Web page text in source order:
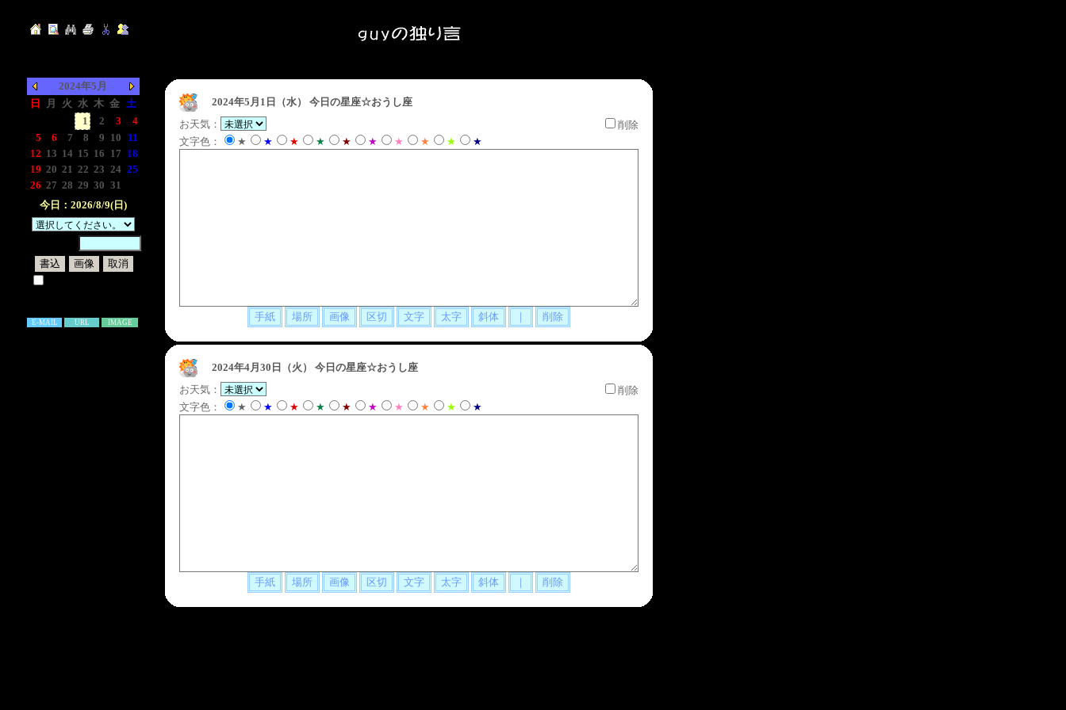
2024年5月
日
月 火 水 木 金 土
1 2 3
4
5
6 7 8 9 10
11
12 13 14 15 16 17 18
19 20 21 22 23 24 25
26 27 28 29 30 31
今日：2026/8/9(日)
E-MAIL URL IMAGE
2024年5月1日（水）
今日の星座☆おうし座
お天気：
削除
文字色：
★ ★ ★ ★ ★ ★ ★ ★ ★ ★
2024年4月30日（火）
今日の星座☆おうし座
お天気：
削除
文字色：
★ ★ ★ ★ ★ ★ ★ ★ ★ ★